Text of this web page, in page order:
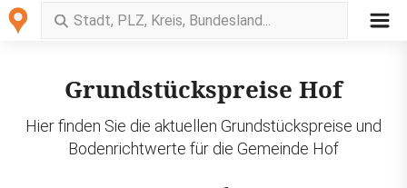
Grundstückspreise Hof
Hier finden Sie die aktuellen Grundstückspreise und
Bodenrichtwerte für die Gemeinde Hof